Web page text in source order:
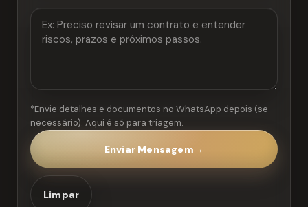
*Envie detalhes e documentos no WhatsApp depois (se
necessário). Aqui é só para triagem.
Enviar Mensagem →
Limpar